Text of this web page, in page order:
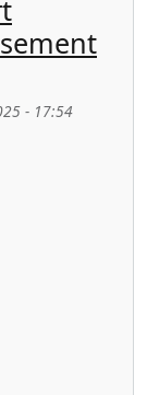
- 17:54